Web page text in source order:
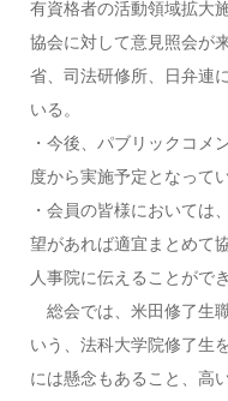
有資格者の活動領域拡大
協会に対して意見照会が
省、司法研修所、日弁連
いる。
・今後、パブリックコメ
度から実施予定となってい
・会員の皆様においては
望があれば適宜まとめて
人事院に伝えることができ
総会では、米田修了生
いう、法科大学院修了生
には懸念もあること、高